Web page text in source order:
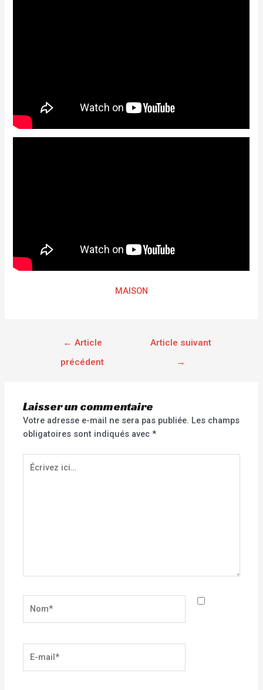
MAISON
← Article
précédent
Article suivant
→
Laisser un commentaire
Votre adresse e-mail ne sera pas publiée. Les champs
obligatoires sont indiqués avec*
Écrivez
ici…
mail*